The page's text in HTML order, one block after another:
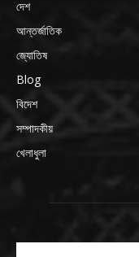
দেশ
আন্তর্জাতিক
জ্যোতিষ
Blog
বিদেশ
সম্পাদকীয়
খেলাধুলা